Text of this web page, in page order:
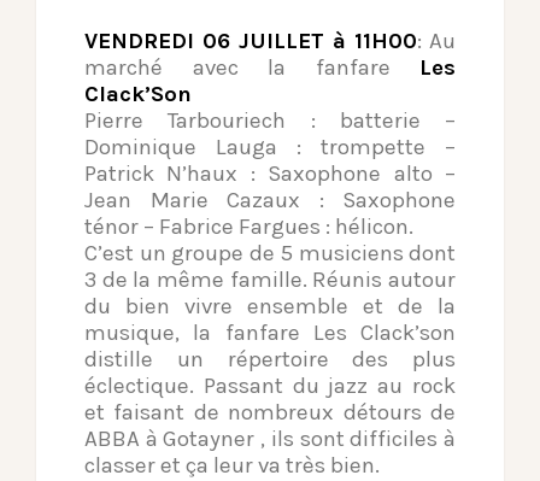
VENDREDI 06 JUILLET à 11H00: Au
marché avec la fanfare Les
Clack’Son
Pierre Tarbouriech : batterie –
Dominique Lauga : trompette –
Patrick N’haux : Saxophone alto –
Jean Marie Cazaux : Saxophone
ténor – Fabrice Fargues : hélicon.
C’est un groupe de 5 musiciens dont
3 de la même famille. Réunis autour
du bien vivre ensemble et de la
musique, la fanfare Les Clack’son
distille un répertoire des plus
éclectique. Passant du jazz au rock
et faisant de nombreux détours de
ABBA à Gotayner , ils sont difficiles à
classer et ça leur va très bien.